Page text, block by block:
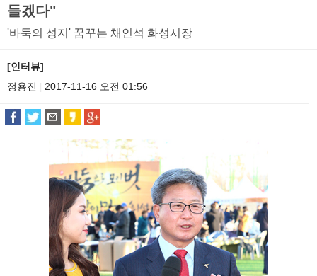
들겠다"
'바둑의 성지' 꿈꾸는 채인석 화성시장
[인터뷰]
정용진
2017-11-16 오전 01:56